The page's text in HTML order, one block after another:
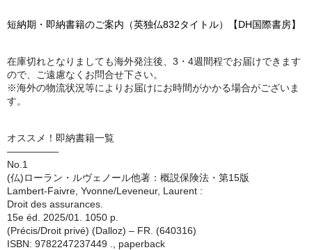
短納期・即納書籍のご案内（英独仏832タイトル）【DH国際書房】
在庫切れとなりましても海外発注後、3・4週間程でお届けできます
ので、ご遠慮なくお問合せ下さい。
※海外の物流状況等によりお届けにお時間がかかる場合がございま
す。
オススメ！即納書籍一覧
—————-
No.1
(仏)ローラン・ルヴェノール他著：概説保険法・第15版
Lambert-Faivre, Yvonne/Leveneur, Laurent :
Droit des assurances.
15e éd. 2025/01. 1050 p.
(Précis/Droit privé) (Dalloz) – FR. (640316)
ISBN: 9782247237449 ., paperback